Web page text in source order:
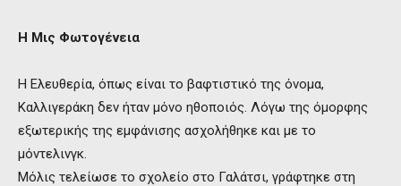
Η Μις Φωτογένεια
Η Ελευθερία, όπως είναι το βαφτιστικό της όνομα,
Καλλιγεράκη δεν ήταν μόνο ηθοποιός. Λόγω της όμορφης
εξωτερικής της εμφάνισης ασχολήθηκε και με το
μόντελινγκ.
Μόλις τελείωσε το σχολείο στο Γαλάτσι, γράφτηκε στη